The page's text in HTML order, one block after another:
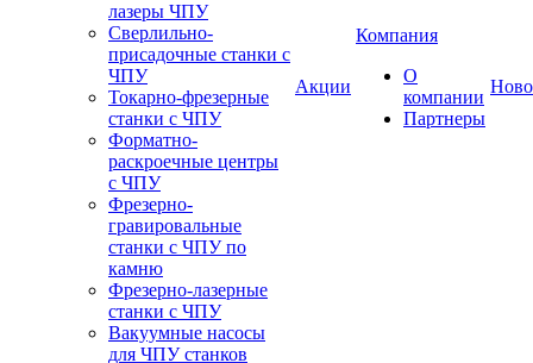
лазеры ЧПУ
Сверлильно-
присадочные станки с
ЧПУ
Токарно-фрезерные
станки с ЧПУ
Форматно-
раскроечные центры
с ЧПУ
Фрезерно-
гравировальные
станки с ЧПУ по
камню
Фрезерно-лазерные
станки с ЧПУ
Вакуумные насосы
для ЧПУ станков
Акции
Компания
О
компании
Партнеры